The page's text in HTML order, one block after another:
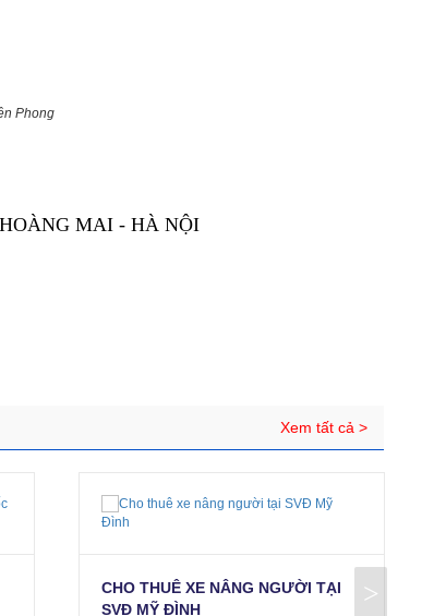
Phong
MAI - HÀ NỘI
Xem tất cả >
CHO THUÊ XE NÂNG NGƯỜI TẠI
SVĐ MỸ ĐÌNH
>